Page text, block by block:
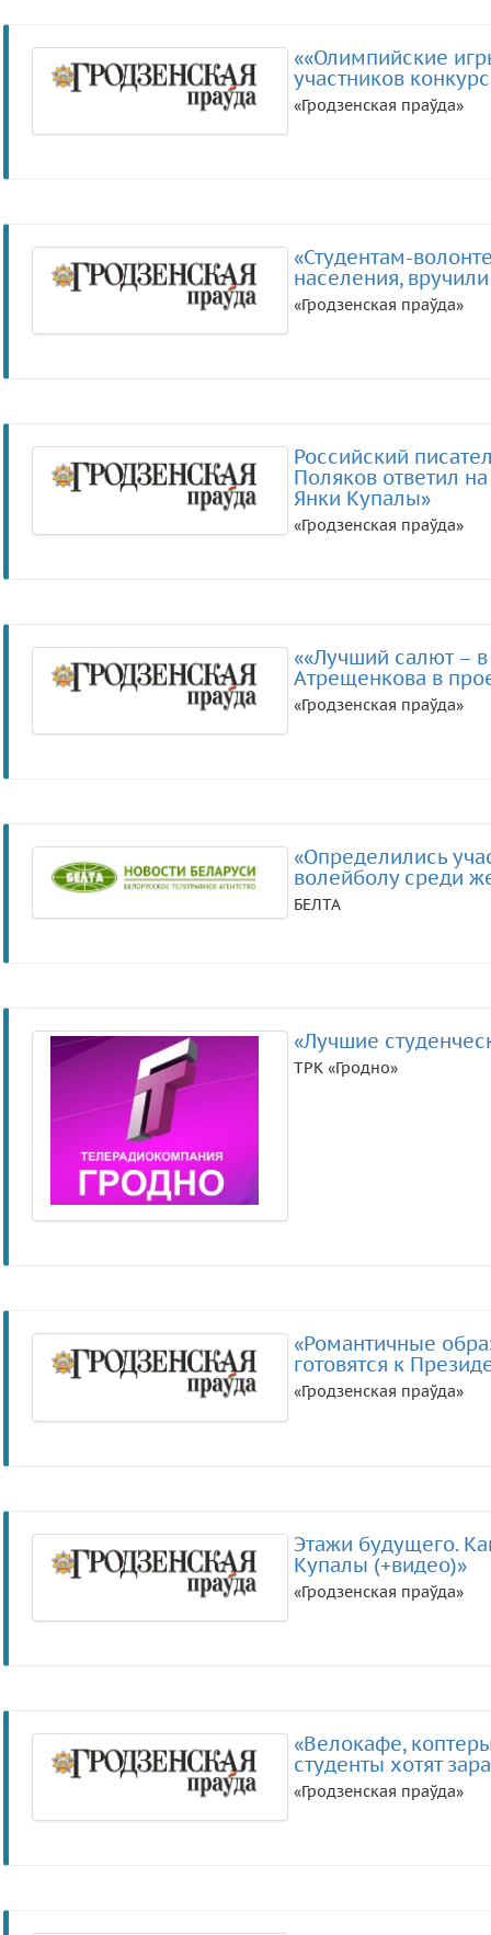
««Олимпийские
участников
«Гродзенская праўда»
«Студентам-
населения,
«Гродзенская праўда»
Российский
Поляков ответил
Янки Купалы»
«Гродзенская праўда»
««Лучший салют –
Атрещенкова в
«Гродзенская праўда»
«Определились
волейболу среди
БЕЛТА
«Лучшие
ТРК «Гродно»
«Романтичные
готовятся к
«Гродзенская праўда»
Этажи будущего.
Купалы (+видео)»
«Гродзенская праўда»
«Велокафе,
студенты хотят
«Гродзенская праўда»